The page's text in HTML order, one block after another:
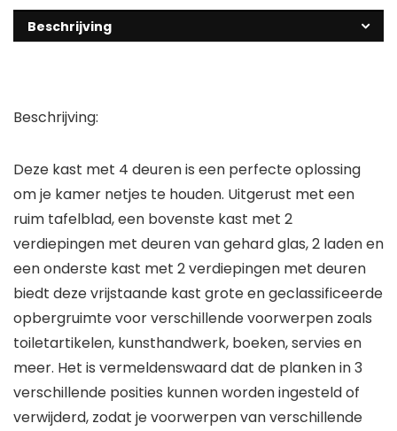
Beschrijving
Beschrijving:
Deze kast met 4 deuren is een perfecte oplossing
om je kamer netjes te houden. Uitgerust met een
ruim tafelblad, een bovenste kast met 2
verdiepingen met deuren van gehard glas, 2 laden en
een onderste kast met 2 verdiepingen met deuren
biedt deze vrijstaande kast grote en geclassificeerde
opbergruimte voor verschillende voorwerpen zoals
toiletartikelen, kunsthandwerk, boeken, servies en
meer. Het is vermeldenswaard dat de planken in 3
verschillende posities kunnen worden ingesteld of
verwijderd, zodat je voorwerpen van verschillende